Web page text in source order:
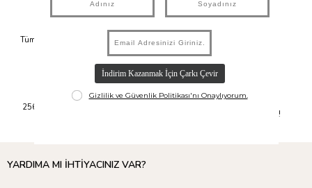
Tüm Siparişleriniz Aynı Gün 14.00'a
Kadar Kargolanır.
Tüm Ürünlerde 6 Aya Kadar Varan
Taksit İmkanı!
Güvenli Alışveriş
256Bit SSL Sertifikası ile Alışverişte
Kolay İade
14 Gün İçerisinde İade İmkanı!
YARDIMA MI İHTİYACINIZ VAR?